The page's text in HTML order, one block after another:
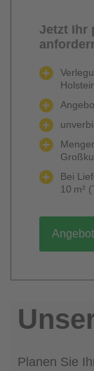
Jetzt Ihr
Bei
10 m²
Planen Sie